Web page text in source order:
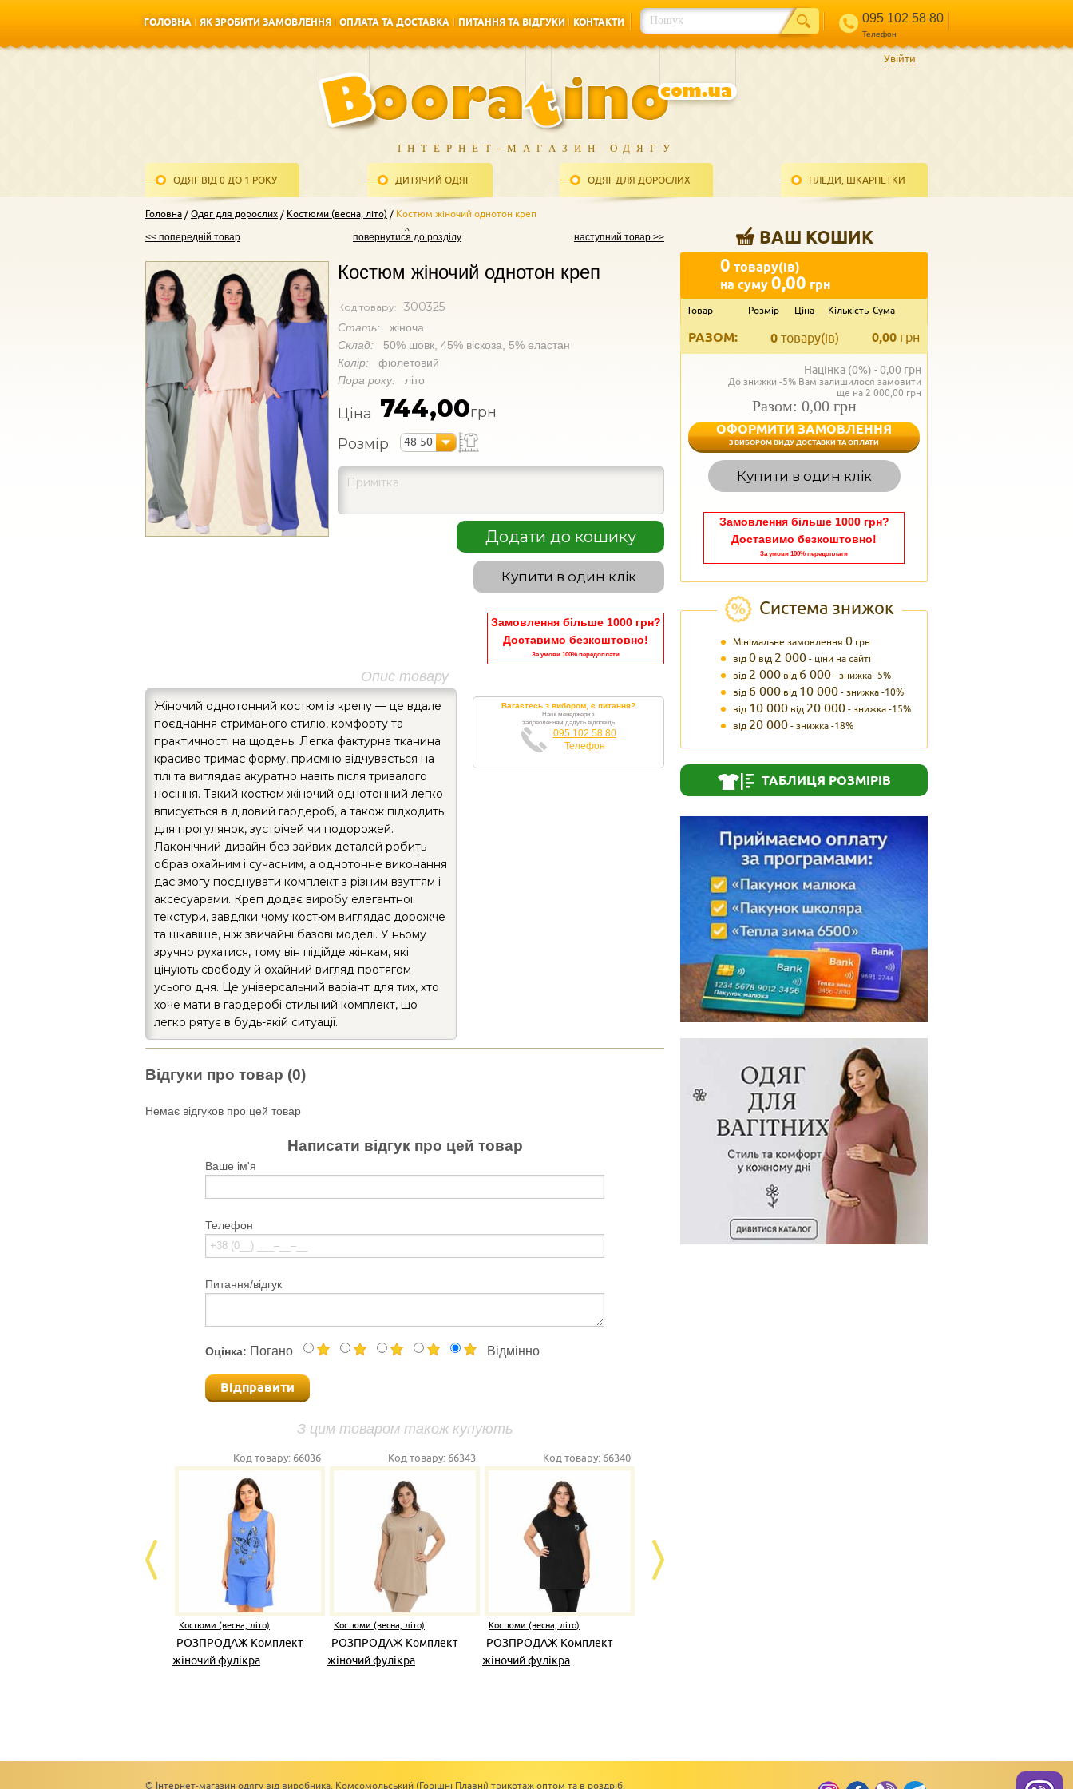
ГОЛОВНА
ЯК ЗРОБИТИ ЗАМОВЛЕННЯ
ОПЛАТА ТА ДОСТАВКА
ПИТАННЯ ТА ВІДГУКИ
КОНТАКТИ
095 102 58 80
Телефон
ІНТЕРНЕТ-МАГАЗИН ОДЯГУ
ОДЯГ ВІД 0 ДО 1 РОКУ ДИТЯЧИЙ ОДЯГ ОДЯГ ДЛЯ ДОРОСЛИХ ПЛЕДИ, ШКАРПЕТКИ
Увійти
Головна Одяг для дорослих Костюми (весна, літо) Костюм жіночий однотон креп
ВАШ КОШИК
0 товару(ів)
на суму0,00 грн
Товар Розмір Ціна Кількість Сума
РАЗОМ: 0,00 грн
0 товару(ів)
Націнка (0%) -0,00 грн
До знижки -5% Вам залишилося замовити
ще на 2 000,00 грн
Разом: 0,00 грн
ОФОРМИТИ ЗАМОВЛЕННЯ
З ВИБОРОМ ВИДУ ДОСТАВКИ ТА ОПЛАТИ
Купити в один клік
Замовлення більше 1000 грн?
Доставимо безкоштовно!
За умови 100% передоплати
Система знижок
Мінімальне замовлення 0 грн
від0 від 2 000- ціни на сайті
від 2 000 від 6 000- знижка -5%
від 6 000 від 10 000- знижка -10%
від 10 000 від 20 000- знижка -15%
від 20 000- знижка -18%
ТАБЛИЦЯ РОЗМІРІВ
<< попередній товар наступний товар >>
повернутися до розділу
Костюм жіночий однотон креп
Код товару: 300325
Стать: жіноча
Склад: 50% шовк, 45% віскоза, 5% еластан
Колір: фіолетовий
Пора року: літо
Ціна 744,00грн
Розмір
48-50
Додати до кошику
Купити в один клік
Замовлення більше 1000 грн?
Доставимо безкоштовно!
За умови 100% передоплати
Опис товару
Жіночий однотонний костюм із крепу — це вдале
поєднання стриманого стилю, комфорту та
практичності на щодень. Легка фактурна тканина
красиво тримає форму, приємно відчувається на
тілі та виглядає акуратно навіть після тривалого
носіння. Такий костюм жіночий однотонний легко
вписується в діловий гардероб, а також підходить
для прогулянок, зустрічей чи подорожей.
Лаконічний дизайн без зайвих деталей робить
образ охайним і сучасним, а однотонне виконання
дає змогу поєднувати комплект з різним взуттям і
аксесуарами. Креп додає виробу елегантної
текстури, завдяки чому костюм виглядає дорожче
та цікавіше, ніж звичайні базові моделі. У ньому
зручно рухатися, тому він підійде жінкам, які
цінують свободу й охайний вигляд протягом
усього дня. Це універсальний варіант для тих, хто
хоче мати в гардеробі стильний комплект, що
легко рятує в будь-якій ситуації.
Вагаєтесь з вибором, є питання?
Наші менеджери з
задоволенням дадуть відповідь
095 102 58 80
Телефон
Відгуки про товар (0)
Немає відгуков про цей товар
Написати відгук про цей товар
Ваше ім'я
Телефон
Питання/відгук
Оцінка: Погано Відмінно
Відправити
З цим товаром також купують
Код товару: 66036
Костюми (весна, літо)
РОЗПРОДАЖ Комплект
жіночий фулікра
Код товару: 66343
Костюми (весна, літо)
РОЗПРОДАЖ Комплект
жіночий фулікра
Код товару: 66340
Костюми (весна, літо)
РОЗПРОДАЖ Комплект
жіночий фулікра
© Інтернет-магазин одягу від виробника. Комсомольський (Горішні Плавні) трикотаж оптом та в роздріб.